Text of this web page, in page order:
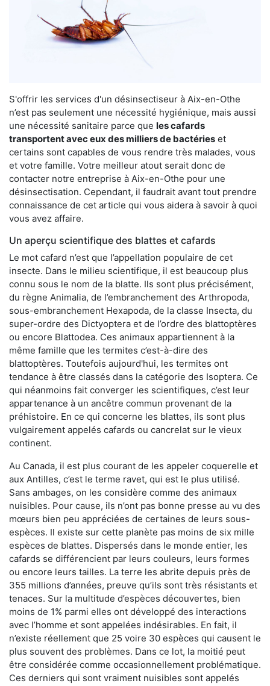
S'offrir les services d'un désinsectiseur à Aix-en-Othe
n’est pas seulement une nécessité hygiénique, mais aussi
une nécessité sanitaire parce que les cafards
transportent avec eux des milliers de bactéries et
certains sont capables de vous rendre très malades, vous
et votre famille. Votre meilleur atout serait donc de
contacter notre entreprise à Aix-en-Othe pour une
désinsectisation. Cependant, il faudrait avant tout prendre
connaissance de cet article qui vous aidera à savoir à quoi
vous avez affaire.
Un aperçu scientifique des blattes et cafards
Le mot cafard n’est que l’appellation populaire de cet
insecte. Dans le milieu scientifique, il est beaucoup plus
connu sous le nom de la blatte. Ils sont plus précisément,
du règne Animalia, de l’embranchement des Arthropoda,
sous-embranchement Hexapoda, de la classe Insecta, du
super-ordre des Dictyoptera et de l’ordre des blattoptères
ou encore Blattodea. Ces animaux appartiennent à la
même famille que les termites c’est-à-dire des
blattoptères. Toutefois aujourd'hui, les termites ont
tendance à être classés dans la catégorie des Isoptera. Ce
qui néanmoins fait converger les scientifiques, c’est leur
appartenance à un ancêtre commun provenant de la
préhistoire. En ce qui concerne les blattes, ils sont plus
vulgairement appelés cafards ou cancrelat sur le vieux
continent.
Au Canada, il est plus courant de les appeler coquerelle et
aux Antilles, c’est le terme ravet, qui est le plus utilisé.
Sans ambages, on les considère comme des animaux
nuisibles. Pour cause, ils n’ont pas bonne presse au vu des
mœurs bien peu appréciées de certaines de leurs sous-
espèces. Il existe sur cette planète pas moins de six mille
espèces de blattes. Dispersés dans le monde entier, les
cafards se différencient par leurs couleurs, leurs formes
ou encore leurs tailles. La terre les abrite depuis près de
355 millions d’années, preuve qu’ils sont très résistants et
tenaces. Sur la multitude d’espèces découvertes, bien
moins de 1% parmi elles ont développé des interactions
avec l’homme et sont appelées indésirables. En fait, il
n’existe réellement que 25 voire 30 espèces qui causent le
plus souvent des problèmes. Dans ce lot, la moitié peut
être considérée comme occasionnellement problématique.
Ces derniers qui sont vraiment nuisibles sont appelés